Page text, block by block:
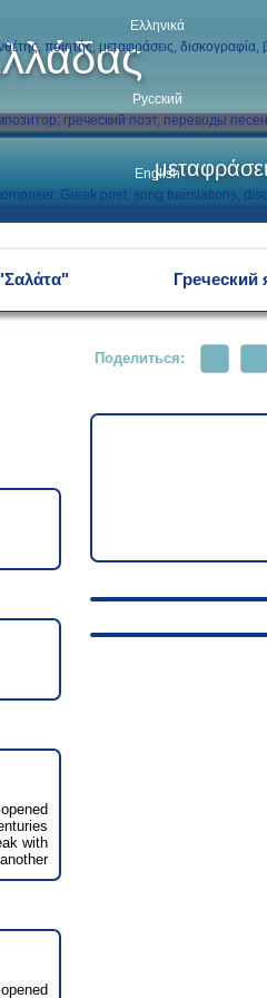
Ελληνικά
Русский
English
Греческий
with
Поделиться: